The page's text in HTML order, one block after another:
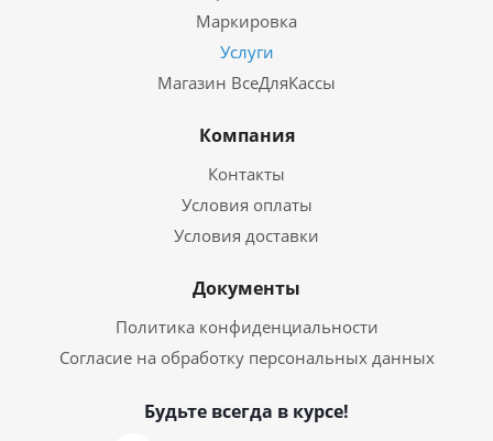
Маркировка
Услуги
Магазин ВсеДляКассы
Компания
Контакты
Условия оплаты
Условия доставки
Документы
Политика конфиденциальности
Согласие на обработку персональных данных
Будьте всегда в курсе!